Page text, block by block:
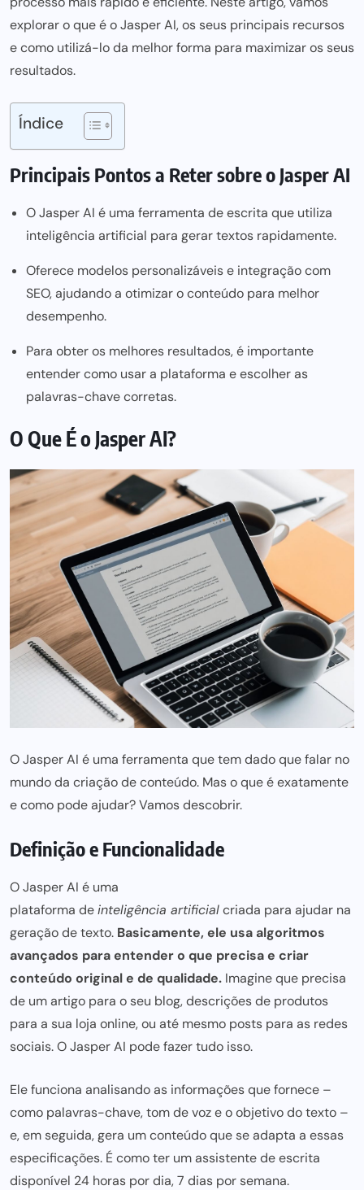
explorar o que é o Jasper AI, os seus principais recursos
e como utilizá-lo da melhor forma para maximizar os seus
resultados.
Índice
Principais Pontos a Reter sobre o Jasper AI
O Jasper AI é uma ferramenta de escrita que utiliza
inteligência artificial para gerartextos rapidamente.
Oferece modelos personalizáveis e integração com
SEO, ajudando a otimizar o conteúdo para melhor
desempenho.
Para obter os melhores resultados, é importante
entender como usar a plataforma e escolher as
palavras-chave corretas.
O Que É o Jasper AI?
OJasper AI é uma ferramenta que tem dado que falar no
mundo da criação de conteúdo. Mas o que é exatamente
e como pode ajudar? Vamos descobrir.
Definição e Funcionalidade
O Jasper AI é uma
plataforma deinteligência artificialcriada para ajudar na
geração de texto. Basicamente, ele usa algoritmos
avançados para entender o que precisa e criar
conteúdo original e de qualidade. Imagine que precisa
de um artigo para o seu blog, descrições de produtos
para a sua loja online, ou até mesmo posts para as redes
sociais. OJasper AI pode fazer tudo isso.
Ele funciona analisando as informações que fornece –
como palavras-chave, tom de voz e o objetivo do texto –
e, em seguida, gera um conteúdo que se adapta a essas
especificações. É como ter um assistente de escrita
disponível 24 horas por dia, 7 dias por semana.